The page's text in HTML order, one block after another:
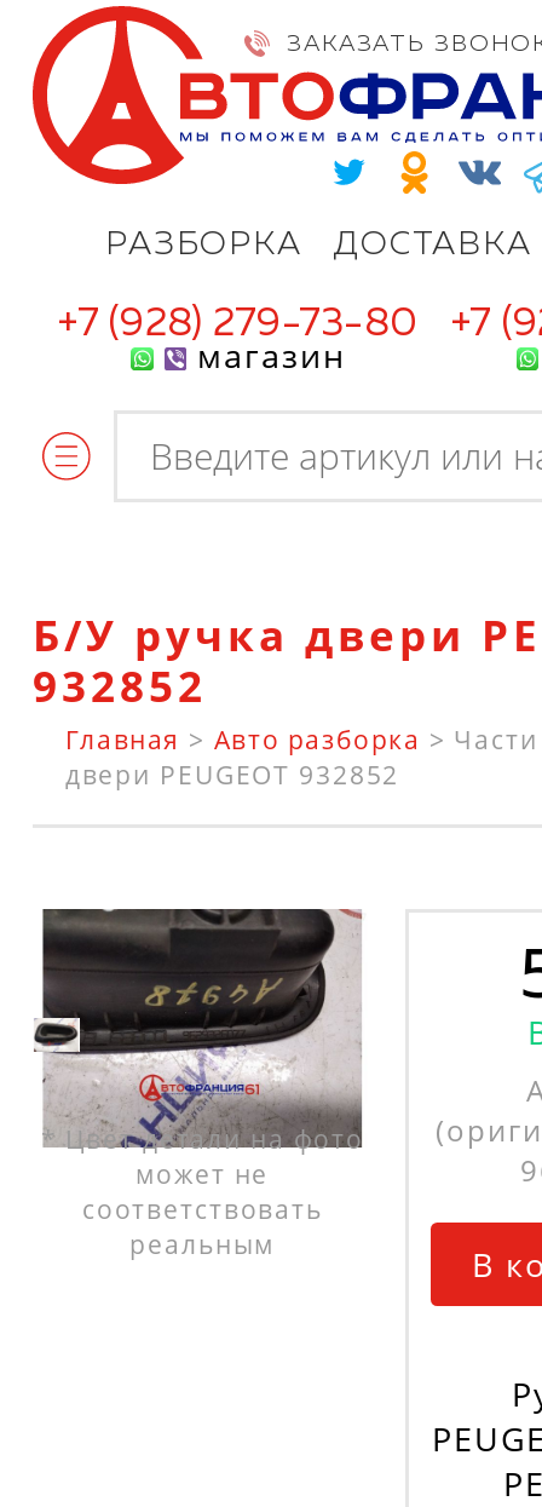
РАЗБОРКА ДОСТАВКА
ЗАКАЗАТЬ
+7 (928) 279-73-80
магазин
+7
Б/У ручка двери
932852
Главная > Авто разборка >
двери PEUGEOT 932852
* Цвет детали на фото
может не
соответствовать
реальным
В